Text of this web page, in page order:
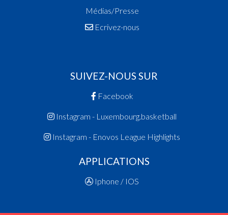
Médias/Presse
Ecrivez-nous
SUIVEZ-NOUS SUR
Facebook
Instagram - Luxembourg.basketball
Instagram - Enovos League Highlights
APPLICATIONS
Iphone / IOS